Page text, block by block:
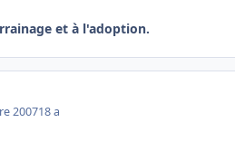
et à l'adoption.
200718 a